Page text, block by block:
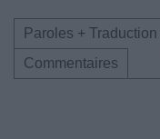
Paroles + Traduction
Commentaires